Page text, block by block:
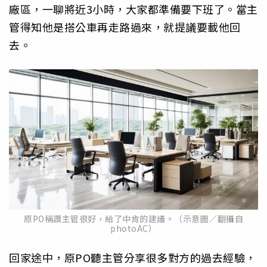
廠區，一聊將近3小時，大家都準備要下班了。當主
管得知他是搭公車再走路過來，就提議要載他回
去。
原PO稱讚主管很好，給了中肯的建議。（示意圖／翻攝自
photoAC）
回家途中，原PO聽主管分享很多對方的過去經驗，